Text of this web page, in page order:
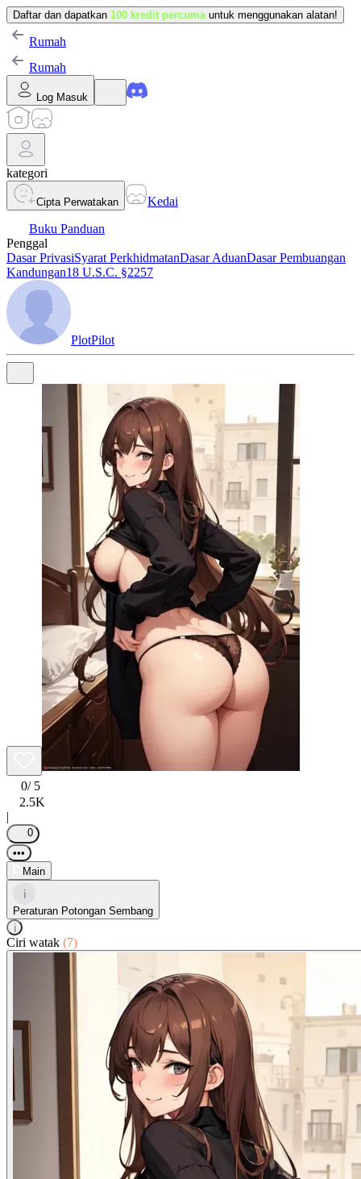
Daftar dan dapatkan 100 kredit percuma untuk menggunakan alatan!
Rumah
Rumah
Log Masuk
kategori
Cipta Perwatakan
Kedai
Buku Panduan
Penggal
Dasar PrivasiSyarat PerkhidmatanDasar AduanDasar Pembuangan
Kandungan18 U.S.C. §2257
PlotPilot
0/ 5
2.5K
|
0
•••
Main
i
Peraturan Potongan Sembang
i
Ciri watak (7)